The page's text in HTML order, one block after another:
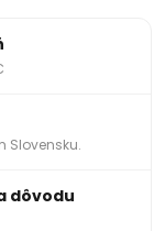
Slovensku.
dôvodu